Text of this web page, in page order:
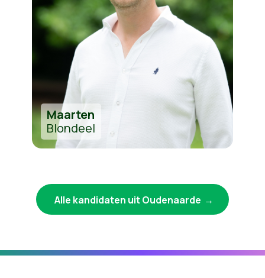
Maarten
Blondeel
Alle kandidaten uit Oudenaarde